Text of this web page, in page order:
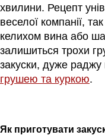
хвилини. Рецепт
веселої компанії,
келихом вина або
залишиться трохи
закуски, дуже раджу
грушею та куркою.
Як приготувати